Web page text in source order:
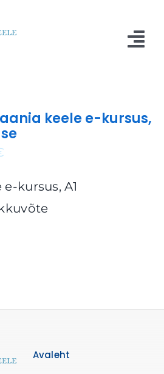
Blogi
keele e-kursus,
kursus, A1
Avaleht